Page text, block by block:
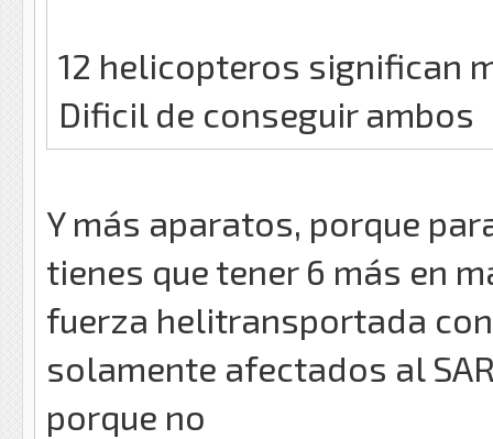
12 helicopteros significan
Dificil de conseguir ambos
Y más aparatos, porque
tienes que tener 6 más en
fuerza helitransportada
solamente afectados al
porque no